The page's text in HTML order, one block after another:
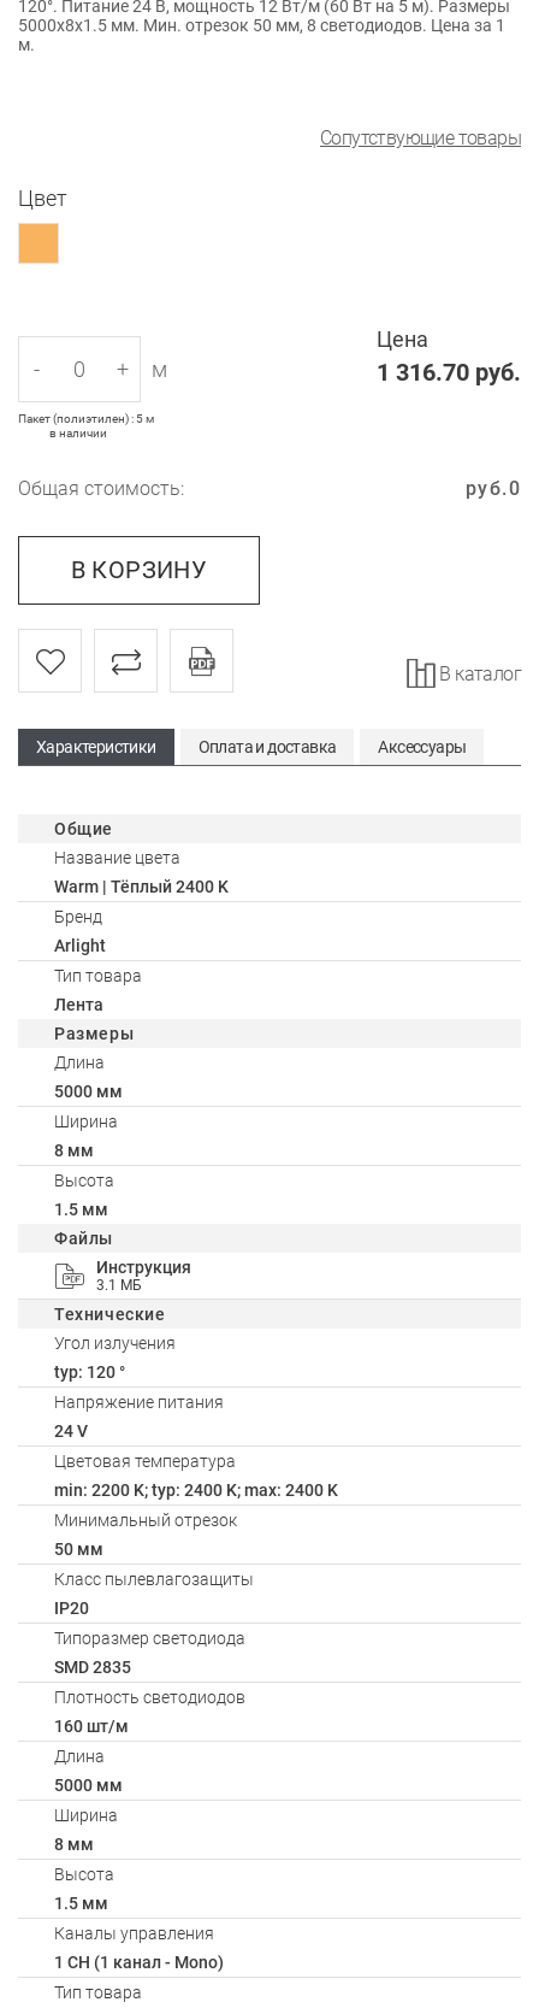
120°. Питание 24 В, мощность 12 Вт/м (60 Вт на 5 м). Размеры
5000x8x1.5 мм. Мин. отрезок 50 мм, 8 светодиодов. Цена за 1
м.
Сопутствующие товары
Цвет
Цена
1 316.70 руб.
- + м
Пакет (полиэтилен) : 5 м
в наличии
Общая стоимость: 0
руб.
В КОРЗИНУ
В каталог
Характеристики Оплата и доставка Аксессуары
Общие
Название цвета
Warm | Тёплый 2400 K
Бренд
Arlight
Тип товара
Лента
Размеры
Длина
5000 мм
Ширина
8 мм
Высота
1.5 мм
Файлы
Инструкция
3.1 МБ
Технические
Угол излучения
typ: 120 °
Напряжение питания
24 V
Цветовая температура
min: 2200 K; typ: 2400 K; max: 2400 K
Минимальный отрезок
50 мм
Класс пылевлагозащиты
IP20
Типоразмер светодиода
SMD 2835
Плотность светодиодов
160 шт/м
Длина
5000 мм
Ширина
8 мм
Высота
1.5 мм
Каналы управления
1 CH (1 канал - Mono)
Тип товара